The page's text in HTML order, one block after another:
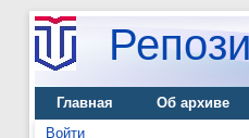
Главная Об архиве
Войти